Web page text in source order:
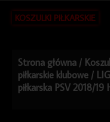
KOSZULKI PIŁKARSKIE
Strona główna /
piłkarskie klubowe /
piłkarska PSV 2018/